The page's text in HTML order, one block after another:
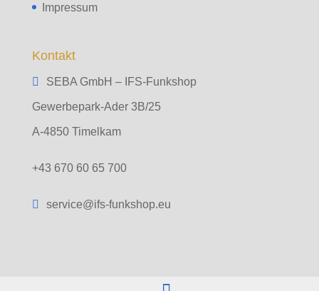
Impressum
Kontakt
SEBA GmbH – IFS-Funkshop
Gewerbepark-Ader 3B/25
A-4850 Timelkam
+43 670 60 65 700
service@ifs-funkshop.eu